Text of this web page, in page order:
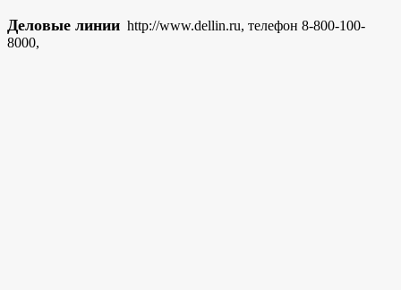
Деловые линии http://www.dellin.ru, телефон 8-800-100-
8000,